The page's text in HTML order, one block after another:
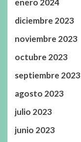
enero 2024
diciembre 2023
noviembre 2023
octubre 2023
septiembre 2023
agosto 2023
julio 2023
junio 2023